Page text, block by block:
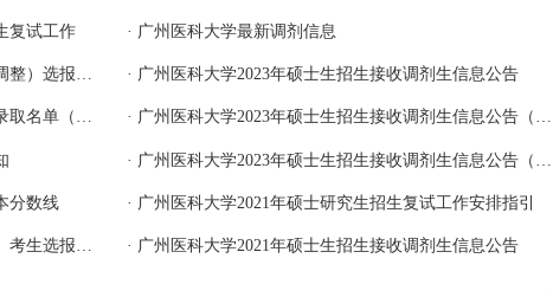
复试工作
· 广州医科大学2023年考生第二轮复试（校内调整）选报志愿结果公布
· 广州医科大学2023年硕士研究生招生复试拟录取名单（第1批）
分数线
· 广州医科大学最新调剂信息
· 广州医科大学2023年硕士生招生接收调剂生信息公告
· 广州医科大学2023年硕士生招生接收调剂生信息公告（3）
· 广州医科大学2021年硕士研究生招生复试工作安排指引
· 广州医科大学2021年硕士生招生接收调剂生信息公告